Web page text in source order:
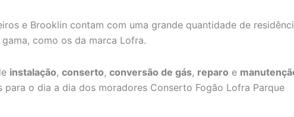
e Brooklin contam com uma grande quantidade de
como os da marca Lofra.
instalação, conserto, conversão de gás, reparo e
para o dia a dia dos moradores Conserto Fogão Lofra Parque